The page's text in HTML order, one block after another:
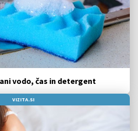
vodo, čas in detergent
VIZITA.SI